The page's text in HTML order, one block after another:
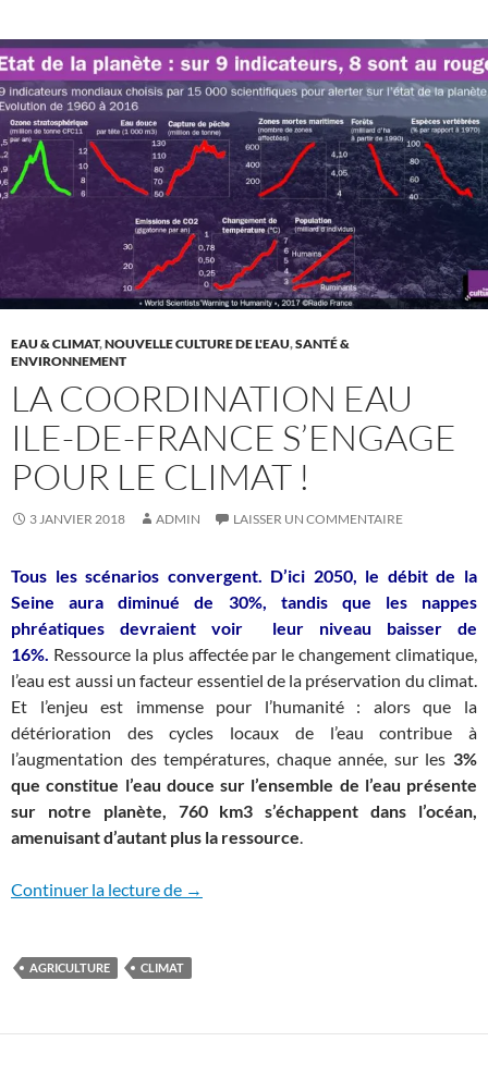
EAU & CLIMAT,NOUVELLE CULTURE DE L'EAU,SANTÉ &
ENVIRONNEMENT
LA COORDINATION EAU
ILE-DE-FRANCE S’ENGAGE
POUR LE CLIMAT !
3 JANVIER 2018 ADMIN LAISSER UN COMMENTAIRE
Tous les scénarios convergent. D’ici 2050, le débit de la
Seine aura diminué de 30%, tandis que les nappes
phréatiques devraient voir leur niveau baisser de
16%. Ressource la plus affectée par le changement climatique,
l’eau est aussi un facteur essentiel de la préservation du climat.
Et l’enjeu est immense pour l’humanité : alors que la
détérioration des cycles locaux de l’eau contribue à
l’augmentation des températures, chaque année, sur les 3%
que constitue l’eau douce sur l’ensemble de l’eau présente
sur notre planète, 760 km3 s’échappent dans l’océan,
amenuisant d’autant plus la ressource.
Continuer la lecture de La coordination Eau Ile-de-France
→
AGRICULTURE CLIMAT